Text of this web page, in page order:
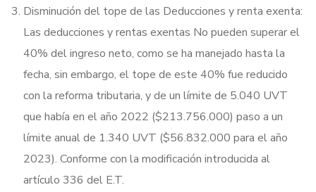
Disminución del tope de las Deducciones y renta exenta:
Las deducciones y rentas exentas No pueden superar el
40% del ingreso neto, como se ha manejado hasta la
fecha, sin embargo, el tope de este 40% fue reducido
con la reforma tributaria, y de un límite de 5.040 UVT
que había en el año 2022 ($213.756.000) paso a un
límite anual de 1.340 UVT ($56.832.000 para el año
2023). Conforme con la modificación introducida al
artículo 336 del E.T.